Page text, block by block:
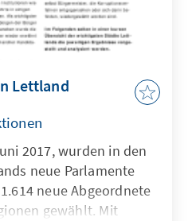
Lettland
2017, wurden in den
neue Parlamente
neue Abgeordnete
gewählt. Mit